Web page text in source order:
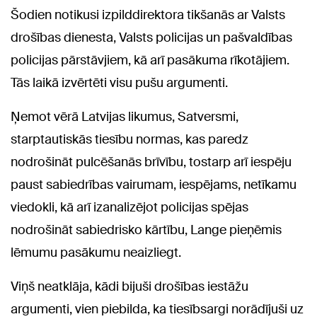
Šodien notikusi izpilddirektora tikšanās ar Valsts
drošības dienesta, Valsts policijas un pašvaldības
policijas pārstāvjiem, kā arī pasākuma rīkotājiem.
Tās laikā izvērtēti visu pušu argumenti.
Ņemot vērā Latvijas likumus, Satversmi,
starptautiskās tiesību normas, kas paredz
nodrošināt pulcēšanās brīvību, tostarp arī iespēju
paust sabiedrības vairumam, iespējams, netīkamu
viedokli, kā arī izanalizējot policijas spējas
nodrošināt sabiedrisko kārtību, Lange pieņēmis
lēmumu pasākumu neaizliegt.
Viņš neatklāja, kādi bijuši drošības iestāžu
argumenti, vien piebilda, ka tiesībsargi norādījuši uz